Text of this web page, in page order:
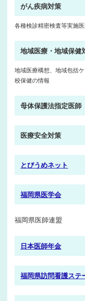
がん疾病対策
各種検診精密検査等実施
地域医療・地域保健
地域医療構想、地域包括
校保健の情報
母体保護法指定医師
医療安全対策
とびうめネット
福岡県医学会
福岡県医師連盟
日本医師年金
福岡県訪問看護ステ